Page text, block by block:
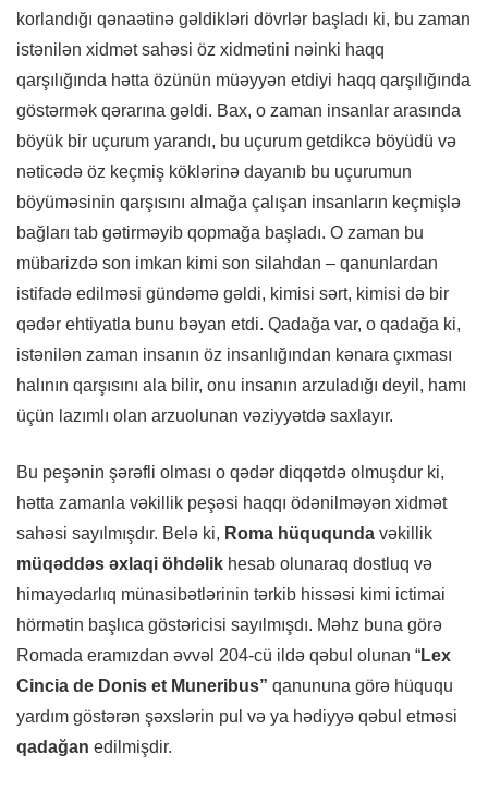
korlandığı qənaətinə gəldikləri dövrlər başladı ki, bu zaman
istənilən xidmət sahəsi öz xidmətini nəinki haqq
qarşılığında hətta özünün müəyyən etdiyi haqq qarşılığında
göstərmək qərarına gəldi. Bax, o zaman insanlar arasında
böyük bir uçurum yarandı, bu uçurum getdikcə böyüdü və
nəticədə öz keçmiş köklərinə dayanıb bu uçurumun
böyüməsinin qarşısını almağa çalışan insanların keçmişlə
bağları tab gətirməyib qopmağa başladı. O zaman bu
mübarizdə son imkan kimi son silahdan – qanunlardan
istifadə edilməsi gündəmə gəldi, kimisi sərt, kimisi də bir
qədər ehtiyatla bunu bəyan etdi. Qadağa var, o qadağa ki,
istənilən zaman insanın öz insanlığından kənara çıxması
halının qarşısını ala bilir, onu insanın arzuladığı deyil, hamı
üçün lazımlı olan arzuolunan vəziyyətdə saxlayır.
Bu peşənin şərəfli olması o qədər diqqətdə olmuşdur ki,
hətta zamanla vəkillik peşəsi haqqı ödənilməyən xidmət
sahəsi sayılmışdır. Belə ki, Roma hüququnda vəkillik
müqəddəs əxlaqi öhdəlik hesab olunaraq dostluq və
himayədarlıq münasibətlərinin tərkib hissəsi kimi ictimai
hörmətin başlıca göstəricisi sayılmışdı. Məhz buna görə
Romada eramızdan əvvəl 204-cü ildə qəbul olunan “Lex
Cincia de Donis et Muneribus” qanununa görə hüququ
yardım göstərən şəxslərin pul və ya hədiyyə qəbul etməsi
qadağan edilmişdir.